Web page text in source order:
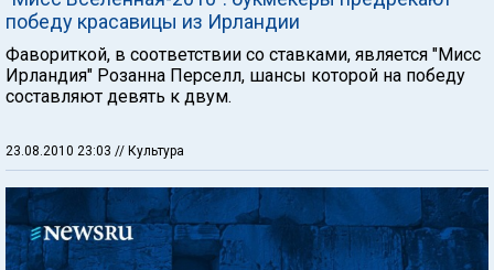
победу красавицы из Ирландии
Фавориткой, в соответствии со ставками, является "Мисс
Ирландия" Розанна Перселл, шансы которой на победу
составляют девять к двум.
23.08.2010 23:03 // Культура